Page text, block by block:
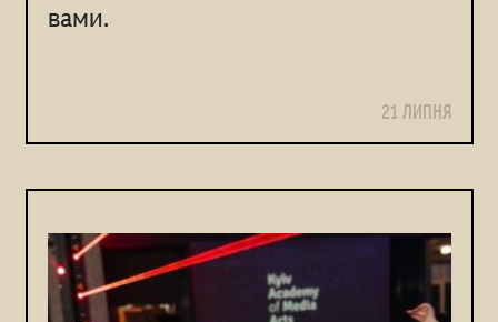
вами.
21 ЛИПНЯ